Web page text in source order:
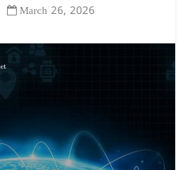
March 26, 2026